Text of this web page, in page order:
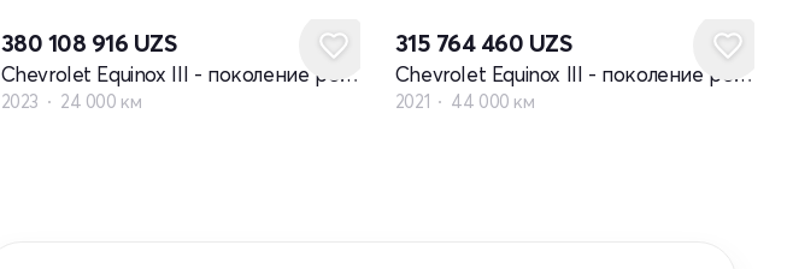
380 108 916 UZS
Chevrolet Equinox III - поколение рестайлинг
2023 24 000 км
315 764 460 UZS
Chevrolet Equinox III - поколение рестайлинг
2021 44 000 км